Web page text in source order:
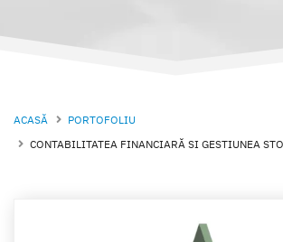
ACASĂ
PORTOFOLIU
CONTABILITATEA FINANCIARĂ SI GESTIUNEA